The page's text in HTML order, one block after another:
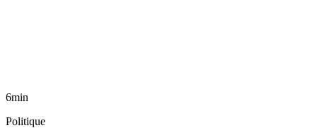
6min
Politique